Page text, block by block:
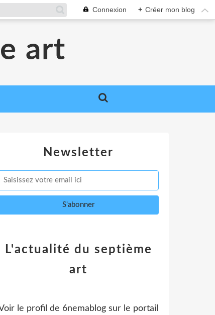
Connexion + Créer mon blog
art
Newsletter
L'actualité du septième
art
le profil de 6nemablog sur le portail